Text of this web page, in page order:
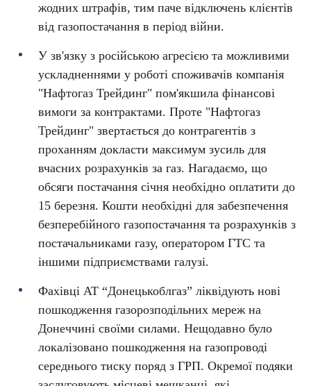
жодних штрафів, тим паче відключень клієнтів
від газопостачання в період війни.
У зв'язку з російською агресією та можливими
ускладненнями у роботі споживачів компанія
"Нафтогаз Трейдинг" пом'якшила фінансові
вимоги за контрактами. Проте "Нафтогаз
Трейдинг" звертається до контрагентів з
проханням докласти максимум зусиль для
вчасних розрахунків за газ. Нагадаємо, що
обсяги постачання січня необхідно оплатити до
15 березня. Кошти необхідні для забезпечення
безперебійного газопостачання та розрахунків з
постачальниками газу, оператором ГТС та
іншими підприємствами галузі.
Фахівці АТ “Донецькоблгаз” ліквідують нові
пошкодження газорозподільних мереж на
Донеччині своїми силами. Нещодавно було
локалізовано пошкодження на газопроводі
середнього тиску поряд з ГРП. Окремої подяки